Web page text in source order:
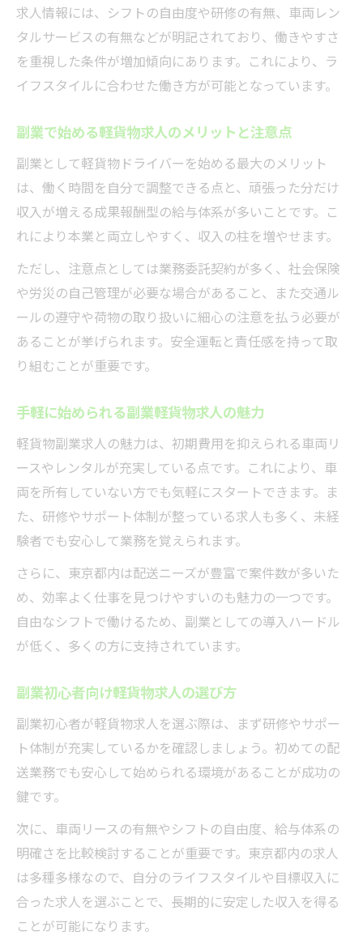
求人情報には、シフトの自由度や研修の有無、車両レン
タルサービスの有無などが明記されており、働きやすさ
を重視した条件が増加傾向にあります。これにより、ラ
イフスタイルに合わせた働き方が可能となっています。
副業で始める軽貨物求人のメリットと注意点
副業として軽貨物ドライバーを始める最大のメリット
は、働く時間を自分で調整できる点と、頑張った分だけ
収入が増える成果報酬型の給与体系が多いことです。こ
れにより本業と両立しやすく、収入の柱を増やせます。
ただし、注意点としては業務委託契約が多く、社会保険
や労災の自己管理が必要な場合があること、また交通ル
ールの遵守や荷物の取り扱いに細心の注意を払う必要が
あることが挙げられます。安全運転と責任感を持って取
り組むことが重要です。
手軽に始められる副業軽貨物求人の魅力
軽貨物副業求人の魅力は、初期費用を抑えられる車両リ
ースやレンタルが充実している点です。これにより、車
両を所有していない方でも気軽にスタートできます。ま
た、研修やサポート体制が整っている求人も多く、未経
験者でも安心して業務を覚えられます。
さらに、東京都内は配送ニーズが豊富で案件数が多いた
め、効率よく仕事を見つけやすいのも魅力の一つです。
自由なシフトで働けるため、副業としての導入ハードル
が低く、多くの方に支持されています。
副業初心者向け軽貨物求人の選び方
副業初心者が軽貨物求人を選ぶ際は、まず研修やサポー
ト体制が充実しているかを確認しましょう。初めての配
送業務でも安心して始められる環境があることが成功の
鍵です。
次に、車両リースの有無やシフトの自由度、給与体系の
明確さを比較検討することが重要です。東京都内の求人
は多種多様なので、自分のライフスタイルや目標収入に
合った求人を選ぶことで、長期的に安定した収入を得る
ことが可能になります。